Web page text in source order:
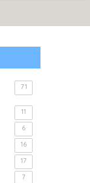
71
11
6
16
17
7